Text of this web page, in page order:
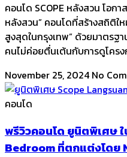
คอนโด SCOPE หลังสวน โอกา
หลังสวน” คอนโดที่สร้างสถิติใ
สูงสุดในกรุงเทพ” ด้วยมาตรฐ
คนไม่ค่อยตื่นเต้นกับการดูโครง
November 25, 2024 No
คอนโด
พรีวิวคอนโด ยูนิตพิเศษ ใ
Bedroom ที่ตกแต่งโดย